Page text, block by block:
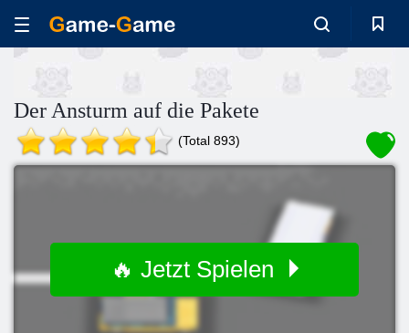
Der Ansturm auf die Pakete
(Total 893)
🔥 Jetzt Spielen